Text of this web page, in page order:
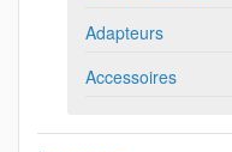
Adapteurs
Accessoires